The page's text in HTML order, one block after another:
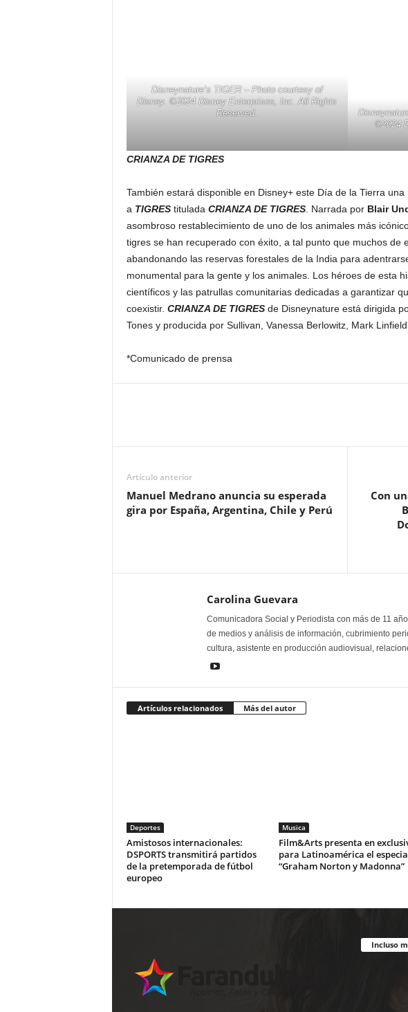
Disneynature’s TIGER – Photo courtesy of
Disney. ©2024 Disney Enterprises, Inc. All Rights
Reserved.
©2024
CRIANZA DE TIGRES
También estará disponible en Disney+ este Día de la Tierra
a TIGRES titulada CRIANZA DE TIGRES. Narrada por Blair
asombroso restablecimiento de uno de los animales más
tigres se han recuperado con éxito, a tal punto que muchos de
abandonando las reservas forestales de la India para
monumental para la gente y los animales. Los héroes de esta
científicos y las patrullas comunitarias dedicadas a garantizar
coexistir. CRIANZA DE TIGRESde Disneynature está dirigida
Tones y producida por Sullivan, Vanessa Berlowitz, Mark
*Comunicado de prensa
Artículo anterior
Manuel Medrano anuncia su esperada
gira por España, Argentina, Chile y Perú
Con
Carolina Guevara
Comunicadora Social y Periodista con más de 11
de medios y análisis de información, cubrimiento
cultura, asistente en producción audiovisual,
Artículos relacionados Más del autor
Deportes
Amistosos internacionales:
DSPORTS transmitirá partidos
de la pretemporada de fútbol
europeo
Musica
Film&Arts presenta en
para Latinoamérica el
“Graham Norton y Madonna”
Incluso